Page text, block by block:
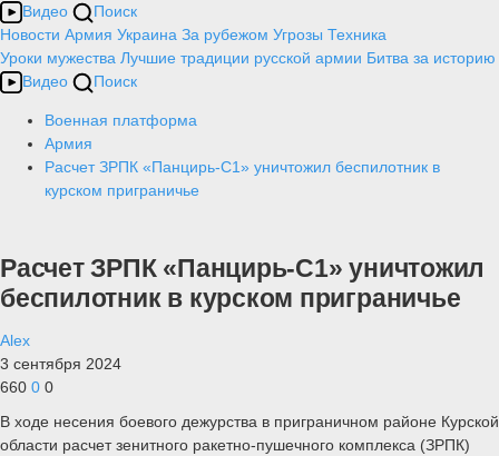
Видео
Поиск
Новости Армия Украина За рубежом Угрозы Техника
Уроки мужества Лучшие традиции русской армии Битва за историю
Видео
Поиск
Военная платформа
Армия
Расчет ЗРПК «Панцирь-С1» уничтожил беспилотник в
курском приграничье
Расчет ЗРПК «Панцирь-С1» уничтожил
беспилотник в курском приграничье
Alex
3 сентября 2024
660 0 0
В ходе несения боевого дежурства в приграничном районе Курской
области расчет зенитного ракетно-пушечного комплекса (ЗРПК)